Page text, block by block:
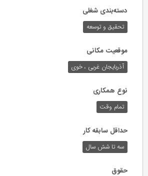
دسته‌بندی شغلی
تحقیق و توسعه
موقعیت مکانی
آذربایجان غربی ، خوی
نوع همکاری
تمام وقت
حداقل سابقه کار
سه تا شش سال
حقوق